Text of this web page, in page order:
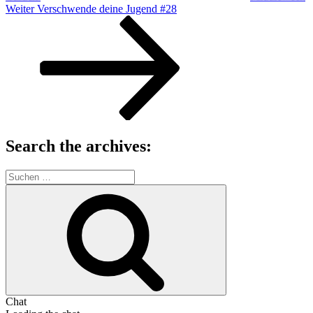
Nächster
Weiter Verschwende deine Jugend #28
Search the archives:
Suche
nach:
Chat